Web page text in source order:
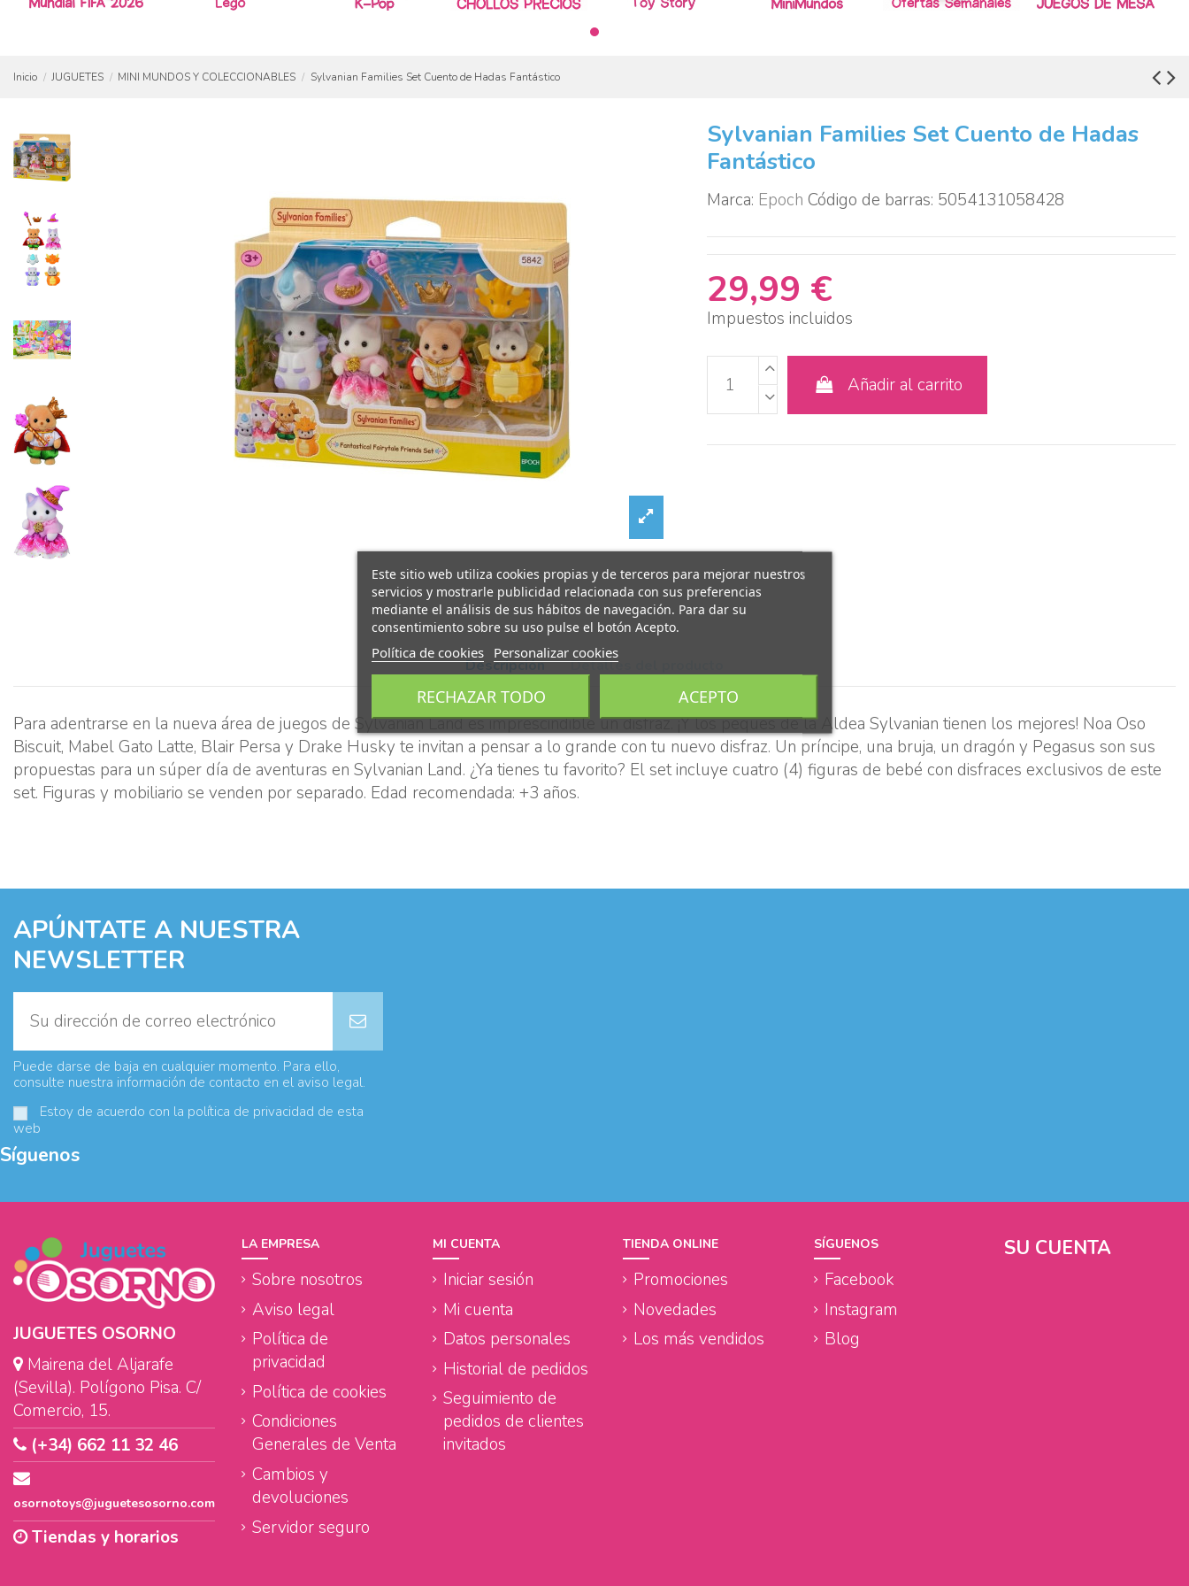
Inicio JUGUETES MINI MUNDOS Y COLECCIONABLES Sylvanian Families Set Cuento de Hadas Fantástico
Sylvanian Families Set Cuento de Hadas
Fantástico
Marca: Epoch Código de barras: 5054131058428
29,99 €
Impuestos incluidos
Añadir al carrito
Descripción Detalles del producto
Para adentrarse en la nueva área de juegos de Sylvanian Land es imprescindible un disfraz. ¡Y los peques de la Aldea Sylvanian tienen los mejores! Noa Oso
Biscuit, Mabel Gato Latte, Blair Persa y Drake Husky te invitan a pensar a lo grande con tu nuevo disfraz. Un príncipe, una bruja, un dragón y Pegasus son sus
propuestas para un súper día de aventuras en Sylvanian Land. ¿Ya tienes tu favorito? El set incluye cuatro (4) figuras de bebé con disfraces exclusivos de este
set. Figuras y mobiliario se venden por separado. Edad recomendada: +3 años.
APÚNTATE A NUESTRA
NEWSLETTER
Puede darse de baja en cualquier momento. Para ello,
consulte nuestra información de contacto en el aviso legal.
Estoy de acuerdo con la política de privacidad de esta
web
Síguenos
JUGUETES OSORNO
Mairena del Aljarafe
(Sevilla). Polígono Pisa. C/
Comercio, 15.
(+34) 662 11 32 46
osornotoys@juguetesosorno.com
Tiendas y horarios
LA EMPRESA
Sobre nosotros
Aviso legal
Política de
privacidad
Política de cookies
Condiciones
Generales de Venta
Cambios y
devoluciones
Servidor seguro
MI CUENTA
Iniciar sesión
Mi cuenta
Datos personales
Historial de pedidos
Seguimiento de
pedidos de clientes
invitados
TIENDA ONLINE
Promociones
Novedades
Los más vendidos
SÍGUENOS
Facebook
Instagram
Blog
SU CUENTA
Este sitio web utiliza cookies propias y de terceros para mejorar nuestros
servicios y mostrarle publicidad relacionada con sus preferencias
mediante el análisis de sus hábitos de navegación. Para dar su
consentimiento sobre su uso pulse el botón Acepto.
Política de cookies Personalizar cookies
RECHAZAR TODO ACEPTO